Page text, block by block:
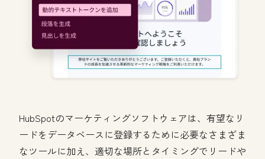
HubSpotのマーケティングソフトウェアは、有望なリ
ードをデータベースに登録するために必要なさまざま
なツールに加え、適切な場所とタイミングでリードや